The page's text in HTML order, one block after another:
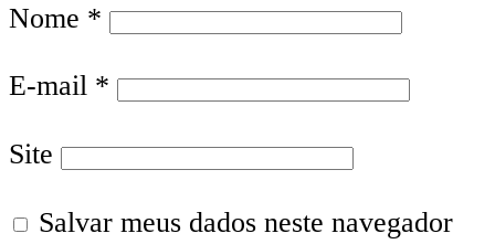
Nome *
E-mail *
Site
Salvar meus dados neste navegador